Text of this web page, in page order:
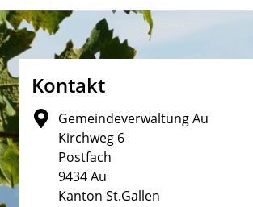
Fusszeile
Kontakt
Gemeindeverwaltung Au
Kirchweg 6
Postfach
9434 Au
Kanton St.Gallen